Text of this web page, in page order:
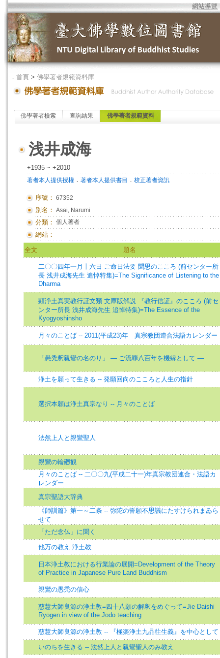
網站導覽
． 首頁 > 佛學著者規範資料庫
佛學著者檢索 查詢結果 佛學著者規範資料
浅井成海
+1935 ~ +2010
著者本人提供授權 ． 著者本人提供書目 ． 校正著者資訊
序號： 67352
別名： Asai, Narumi
分類： 個人著者
網站：
全文 題名
二〇〇四年一月十六日 ご命日法要 聞思のこころ (前センター所
長 浅井成海先生 追悼特集)=The Significance of Listening to the
Dharma
顕浄土真実教行証文類 文庫版解説 『教行信証』のこころ (前セ
ンター所長 浅井成海先生 追悼特集)=The Essence of the
Kyogyoshinsho
月々のことば -- 2011(平成23)年 真宗教団連合法語カレンダー
「愚禿釈親鸞の名のり」 ― ご流罪八百年を機縁として ―
浄土を願って生きる -- 発願回向のこころと人生の指針
選択本願は浄土真宗なり -- 月々のことば
法然上人と親鸞聖人
親鸞の輪廻観
月々のことば -- 二〇〇九(平成二十一)年真宗教団連合・法語カ
レンダー
真宗聖語大辞典
《師訓篇》第一～二条 -- 弥陀の誓願不思議にたすけられまゐら
せて
「ただ念仏」に聞く
他万の教え 浄土教
日本浄土教における行業論の展開=Development of the Theory
of Practice in Japanese Pure Land Buddhism
親鸞の愚禿の信心
慈慧大師良源の浄土教=四十八願の解釈をめぐって=Jie Daishi
Ryōgen in view of the Jodo teaching
慈慧大師良源の浄土教 -- 『極楽浄土九品往生義』を中心として
いのちを生きる -- 法然上人と親鸞聖人のみ教え